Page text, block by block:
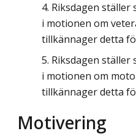
Riksdagen ställer
i motionen om
tillkännager detta
Riksdagen ställer
i motionen om
tillkännager detta
Motivering